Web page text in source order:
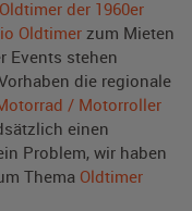
Oldtimer der 1960er
Oldtimer zum Mieten
Events stehen
die regionale
/ Motorroller
einen
Problem, wir haben
Thema Oldtimer